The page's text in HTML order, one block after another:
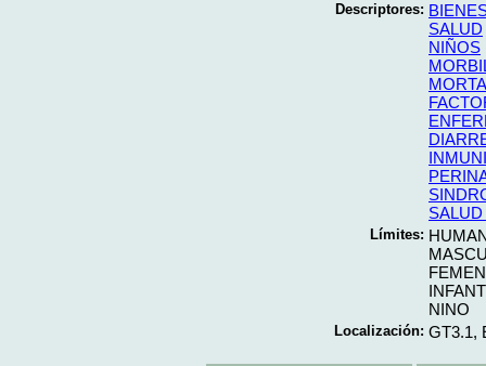
Descriptores:
SALUD
NIÑOS
Límites:
NINO
Localización: GT3.1,